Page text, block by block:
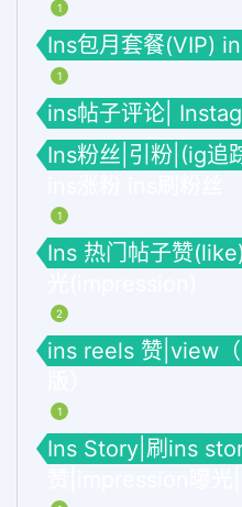
1
Ins包月套餐(VIP)
1
ins帖子评论|
Ins粉丝|引粉|(ig追
1
Ins 热门帖子赞
2
ins reels 赞|view
1
Ins Story|刷ins